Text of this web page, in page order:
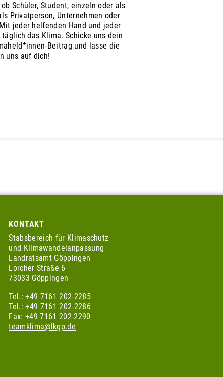
Schüler, Student, einzeln oder als
Privatperson, Unternehmen oder
jeder helfenden Hand und jeder
das Klima. Schicke uns dein
Beitrag und lasse die
uns auf dich!
KONTAKT
Stabsbereich für Klimaschutz
und Klimawandelanpassung
Landratsamt Göppingen
Lorcher Straße 6
73033 Göppingen
Tel.: +49 7161 202-2285
Tel.: +49 7161 202-2286
Fax: +49 7161 202-2290
teamklima@lkgp.de